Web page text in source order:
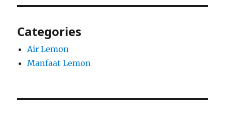
Categories
Air Lemon
Manfaat Lemon